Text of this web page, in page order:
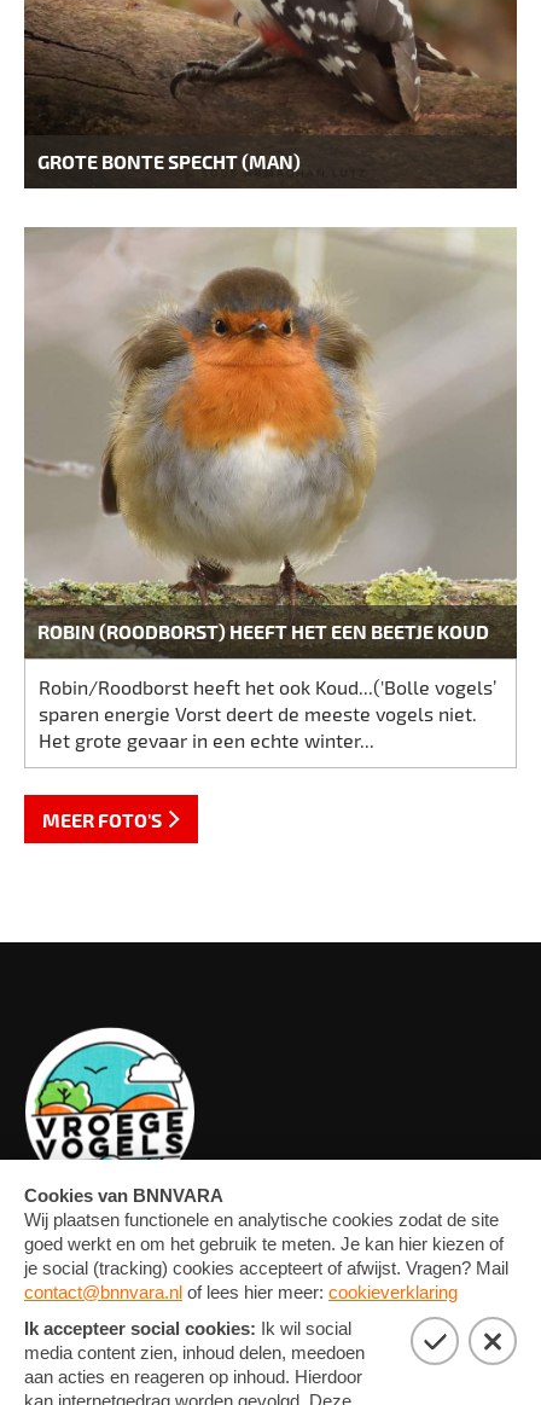
GROTE BONTE SPECHT (MAN)
ROBIN (ROODBORST) HEEFT HET EEN BEETJE KOUD
Robin/Roodborst heeft het ook Koud...('Bolle vogels’
sparen energie Vorst deert de meeste vogels niet.
Het grote gevaar in een echte winter...
MEER FOTO'S
OVERZICHT
ARTIKELEN
FORUM
NIEUWSBRIEF